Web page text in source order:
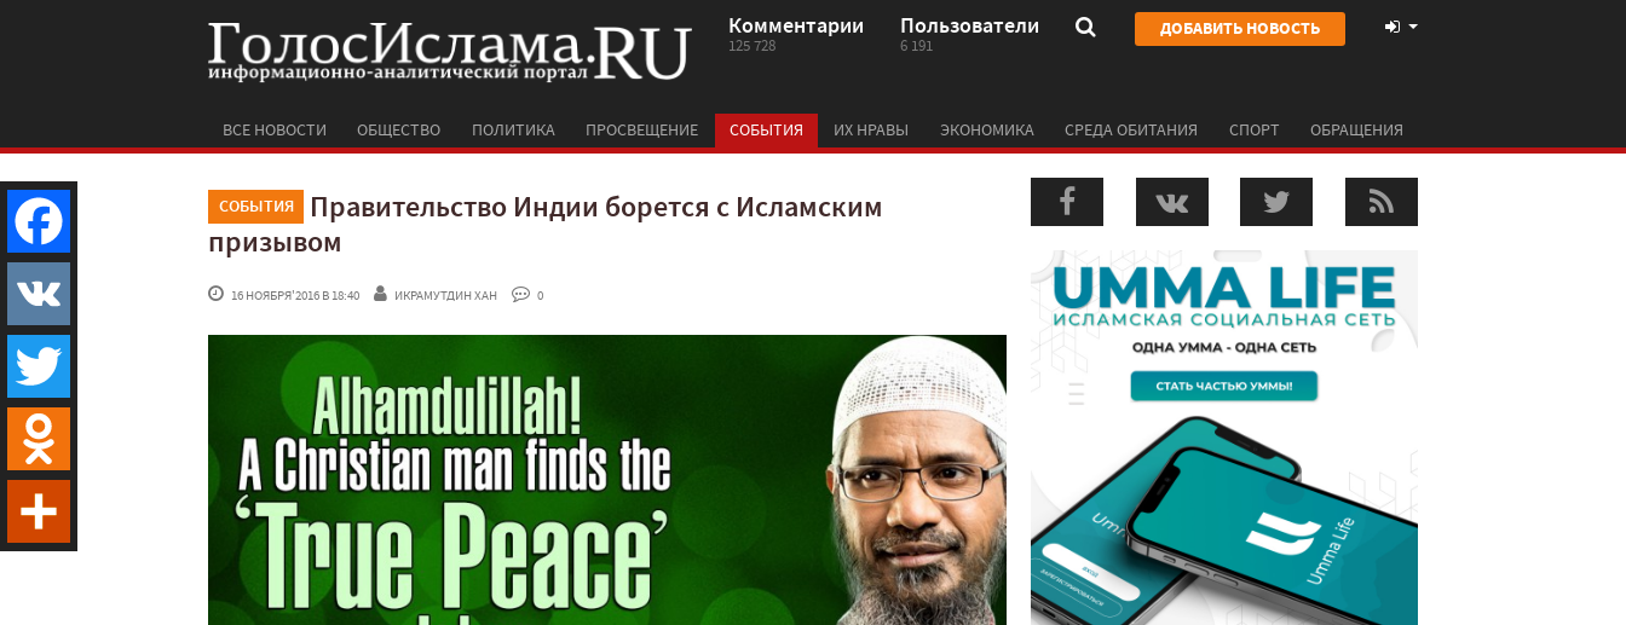
Комментарии
125 728
Пользователи
6 191
ДОБАВИТЬ НОВОСТЬ
ВСЕ НОВОСТИ ОБЩЕСТВО ПОЛИТИКА ПРОСВЕЩЕНИЕ СОБЫТИЯ ИХ НРАВЫ ЭКОНОМИКА СРЕДА ОБИТАНИЯ СПОРТ ОБРАЩЕНИЯ
СОБЫТИЯ
Правительство Индии борется с Исламским
призывом
16 НОЯБРЯ'2016 В 18:40 ИКРАМУТДИН ХАН 0
Facebook
VK
Twitter
Odnoklassniki